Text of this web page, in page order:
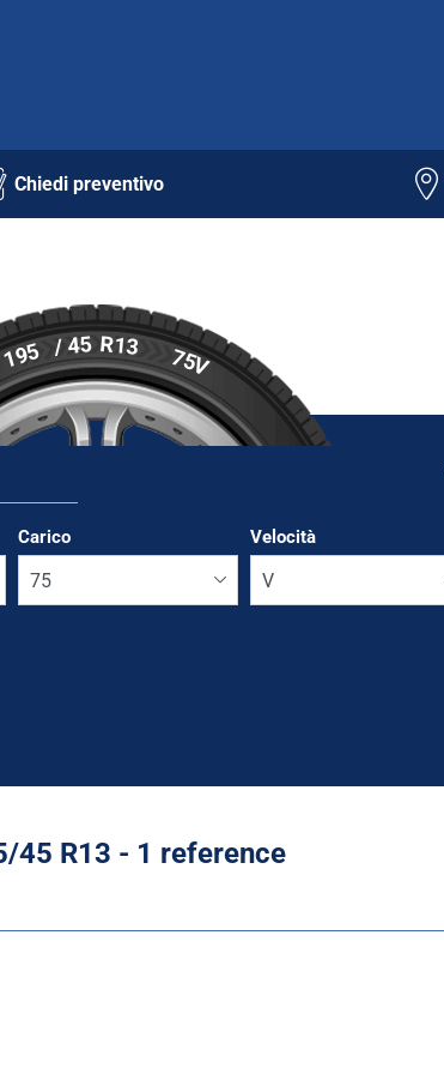
Chiedi preventivo
195 / 45 R13 75V
Carico Velocità
45 R13 - 1 reference